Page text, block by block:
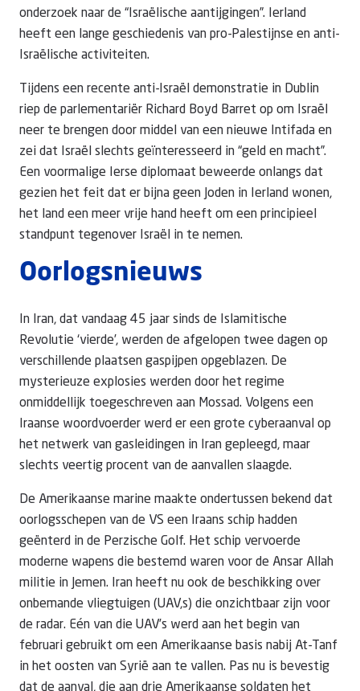
onderzoek naar de “Israëlische aantijgingen”. Ierland
heeft een lange geschiedenis van pro-Palestijnse en anti-
Israëlische activiteiten.
Tijdens een recente anti-Israël demonstratie in Dublin
riep de parlementariër Richard Boyd Barret op om Israël
neer te brengen door middel van een nieuwe Intifada en
zei dat Israël slechts geïnteresseerd in “geld en macht”.
Een voormalige Ierse diplomaat beweerde onlangs dat
gezien het feit dat er bijna geen Joden in Ierland wonen,
het land een meer vrije hand heeft om een principieel
standpunt tegenover Israël in te nemen.
Oorlogsnieuws
In Iran, dat vandaag 45 jaar sinds de Islamitische
Revolutie ‘vierde’, werden de afgelopen twee dagen op
verschillende plaatsen gaspijpen opgeblazen. De
mysterieuze explosies werden door het regime
onmiddellijk toegeschreven aan Mossad. Volgens een
Iraanse woordvoerder werd er een grote cyberaanval op
het netwerk van gasleidingen in Iran gepleegd, maar
slechts veertig procent van de aanvallen slaagde.
De Amerikaanse marine maakte ondertussen bekend dat
oorlogsschepen van de VS een Iraans schip hadden
geënterd in de Perzische Golf. Het schip vervoerde
moderne wapens die bestemd waren voor de Ansar Allah
militie in Jemen. Iran heeft nu ook de beschikking over
onbemande vliegtuigen (UAV,s) die onzichtbaar zijn voor
de radar. Eén van die UAV’s werd aan het begin van
februari gebruikt om een Amerikaanse basis nabij At-Tanf
in het oosten van Syrië aan te vallen. Pas nu is bevestig
dat de aanval, die aan drie Amerikaanse soldaten het